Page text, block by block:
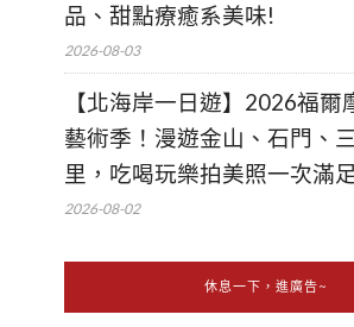
品、甜點療癒系美味!
2026-08-03
【北海岸一日遊】2026福爾
藝術季！漫遊金山、石門、
里，吃喝玩樂拍美照一次滿
2026-08-02
休息一下，進廣告~